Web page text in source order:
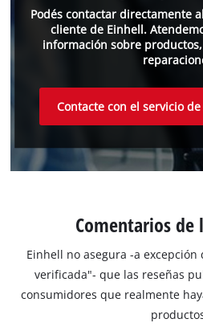
Podés contactar directamente
cliente de Einhell.
información sobre
Contacte con el servicio
Comentarios de
Einhell no asegura -a excepción
verificada"- que las reseñas
consumidores que realmente